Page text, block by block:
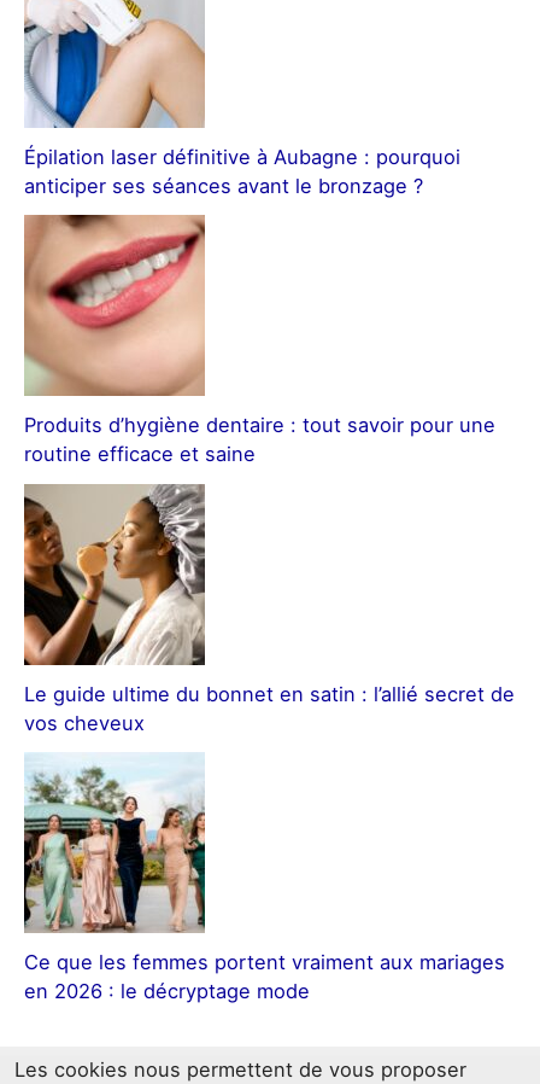
Épilation laser définitive à Aubagne : pourquoi
anticiper ses séances avant le bronzage ?
Produits d’hygiène dentaire : tout savoir pour une
routine efficace et saine
Le guide ultime du bonnet en satin : l’allié secret de
vos cheveux
Ce que les femmes portent vraiment aux mariages
en 2026 : le décryptage mode
Les cookies nous permettent de vous proposer